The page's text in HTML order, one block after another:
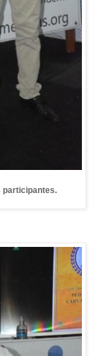
participantes.